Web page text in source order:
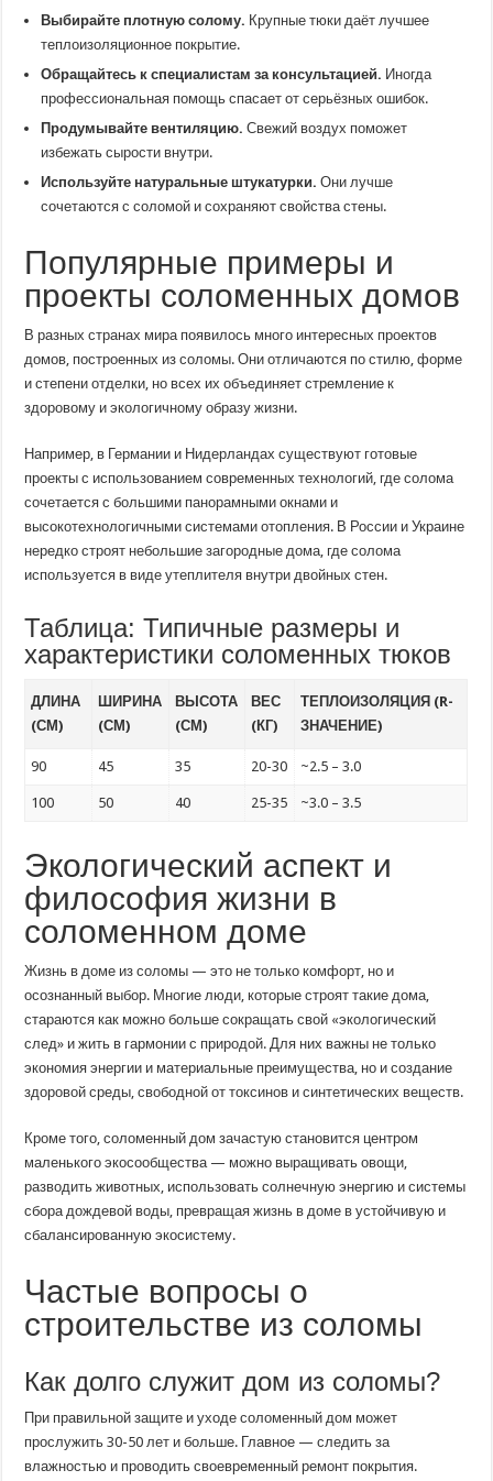
Выбирайте плотную солому. Крупные тюки даёт лучшее
теплоизоляционное покрытие.
Обращайтесь к специалистам за консультацией. Иногда
профессиональная помощь спасает от серьёзных ошибок.
Продумывайте вентиляцию. Свежий воздух поможет
избежать сырости внутри.
Используйте натуральные штукатурки. Они лучше
сочетаются с соломой и сохраняют свойства стены.
Популярные примеры и
проекты соломенных домов
В разных странах мира появилось много интересных проектов
домов, построенных из соломы. Они отличаются по стилю, форме
и степени отделки, но всех их объединяет стремление к
здоровому и экологичному образу жизни.
Например, в Германии и Нидерландах существуют готовые
проекты с использованием современных технологий, где солома
сочетается с большими панорамными окнами и
высокотехнологичными системами отопления. В России и Украине
нередко строят небольшие загородные дома, где солома
используется в виде утеплителя внутри двойных стен.
Таблица: Типичные размеры и
характеристики соломенных тюков
ДЛИНА
(СМ)
ШИРИНА
(СМ)
ВЫСОТА
(СМ)
ВЕС
(КГ)
ТЕПЛОИЗОЛЯЦИЯ (R-
ЗНАЧЕНИЕ)
90 45 35 20-30 ~2.5 – 3.0
100 50 40 25-35 ~3.0 – 3.5
Экологический аспект и
философия жизни в
соломенном доме
Жизнь в доме из соломы — это не только комфорт, но и
осознанный выбор. Многие люди, которые строят такие дома,
стараются как можно больше сокращать свой «экологический
след» и жить в гармонии с природой. Для них важны не только
экономия энергии и материальные преимущества, но и создание
здоровой среды, свободной от токсинов и синтетических веществ.
Кроме того, соломенный дом зачастую становится центром
маленького экосообщества — можно выращивать овощи,
разводить животных, использовать солнечную энергию и системы
сбора дождевой воды, превращая жизнь в доме в устойчивую и
сбалансированную экосистему.
Частые вопросы о
строительстве из соломы
Как долго служит дом из соломы?
При правильной защите и уходе соломенный дом может
прослужить 30-50 лет и больше. Главное — следить за
влажностью и проводить своевременный ремонт покрытия.